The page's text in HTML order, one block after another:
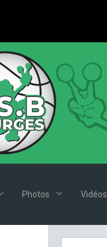
Photos Vidéos